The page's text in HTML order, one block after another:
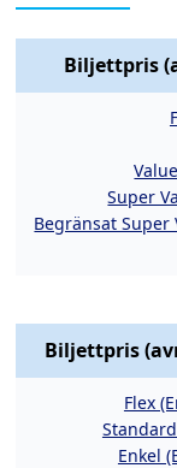
Biljettpris
Super
Begränsat Super
Biljettpris
Flex
Enkel